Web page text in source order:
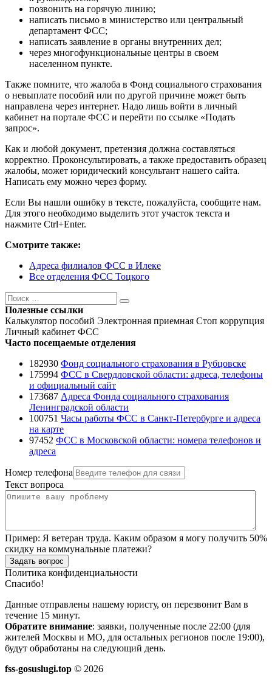
позвонить на горячую линию;
написать письмо в министерство или центральный
департамент ФСС;
написать заявление в органы внутренних дел;
через многофункциональные центры в своем
населенном пункте.
Также помните, что жалоба в Фонд социального страхования
о невыплате пособий или по другой причине может быть
направлена через интернет. Надо лишь войти в личный
кабинет на портале ФСС и перейти по ссылке «Подать
запрос».
Как и любой документ, претензия должна составляться
корректно. Проконсультировать, а также предоставить образец
жалобы, может юридический консультант нашего сайта.
Написать ему можно через форму.
Если Вы нашли ошибку в тексте, пожалуйста, сообщите нам.
Для этого необходимо выделить этот участок текста и
нажмите Ctrl+Enter.
Смотрите также:
Адреса филиалов ФСС в Илеке
Все отделения ФСС Тоцкого
Поиск
Поиск
Полезные ссылки
Калькулятор пособий Электронная приемная Стоп коррупция
Личный кабинет ФСС
Часто посещаемые отделения
182930 Фонд социального страхования в Рубцовске
175994 ФСС в Свердловской области: адреса, телефоны
и официальный сайт
173687 Адреса Фонда социального страхования
Ленинградской области
100751 Часы работы ФСС в Санкт-Петербурге и адреса
на карте
97452 ФСС в Московской области: номера телефонов и
адреса
Номер телефона
Текст вопроса
Пример: Я ветеран труда. Каким образом я могу получить 50%
скидку на коммунальные платежи?
Задать вопрос
Политика конфиденциальности
Спасибо!
Данные отправлены нашему юристу, он перезвонит Вам в
течение 15 минут.
Обратите внимание: заявки, полученные после 22:00 (для
жителей Москвы и МО, для остальных регионов после 19:00),
будут обработаны на следующий день.
fss-gosuslugi.top © 2026